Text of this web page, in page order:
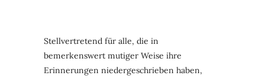
Stellvertretend für alle, die in
bemerkenswert mutiger Weise ihre
Erinnerungen niedergeschrieben haben,